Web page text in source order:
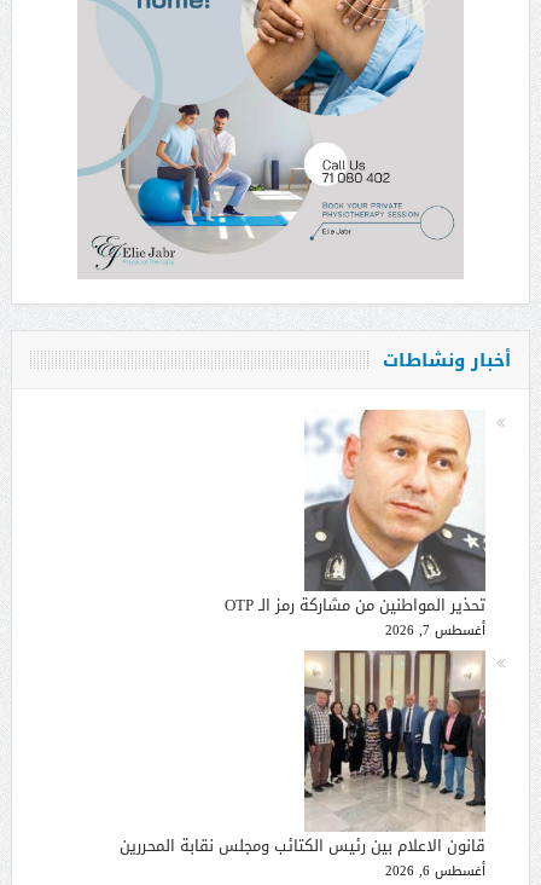
أخبار ونشاطات
تحذير المواطنين من مشاركة رمز الـ OTP
أغسطس 7, 2026
قانون الاعلام بين رئيس الكتائب ومجلس نقابة المحررين
أغسطس 6, 2026